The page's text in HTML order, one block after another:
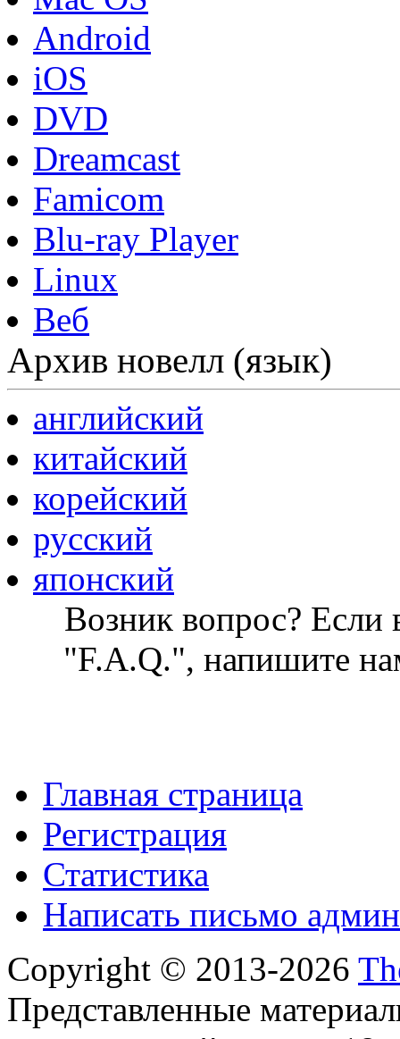
Android
iOS
DVD
Dreamcast
Famicom
Blu-ray Player
Linux
Веб
Архив новелл (язык)
английский
китайский
корейский
русский
японский
Возник вопрос? Если
"F.A.Q.", напишите
Главная страница
Регистрация
Статистика
Написать письмо
Copyright © 2013-2026
Представленные